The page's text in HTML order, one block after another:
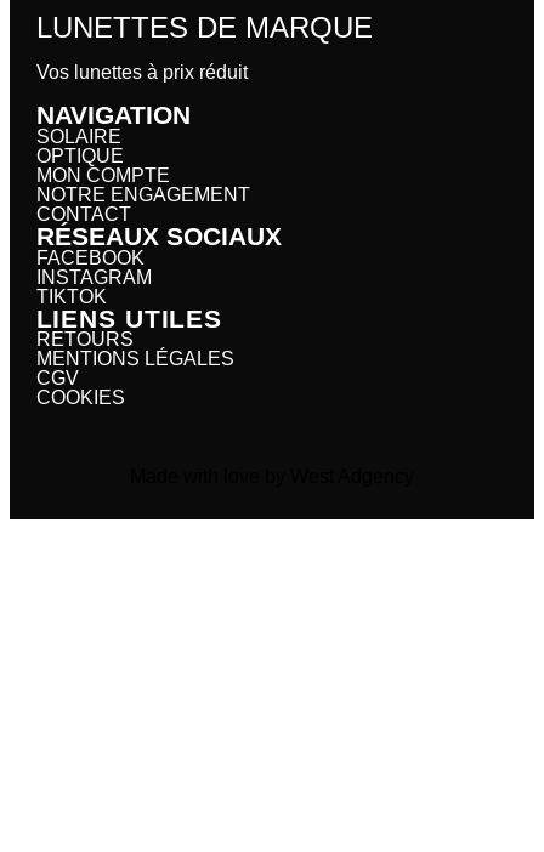
LUNETTES DE MARQUE
Vos lunettes à prix réduit
NAVIGATION
SOLAIRE
OPTIQUE
MON COMPTE
NOTRE ENGAGEMENT
CONTACT
RÉSEAUX SOCIAUX
FACEBOOK
INSTAGRAM
TIKTOK
LIENS UTILES
RETOURS
MENTIONS LÉGALES
CGV
COOKIES